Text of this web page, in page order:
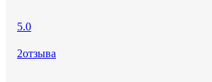
5.0
2отзыва